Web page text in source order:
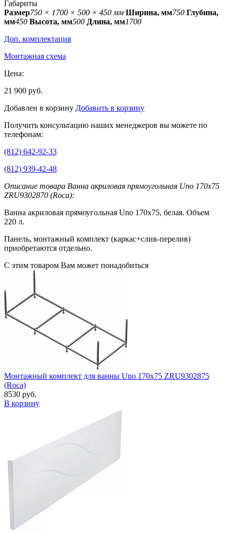
Габариты
Размер750 × 1700 × 500 × 450 мм Ширина, мм750 Глубина,
мм450 Высота, мм500 Длина, мм1700
Доп. комплектация
Монтажная схема
Цена:
21 900 руб.
Добавлен в корзину Добавить в корзину
Получить консультацию наших менеджеров вы можете по
телефонам:
(812) 642-92-33
(812) 939-42-48
Описание товара Ванна акриловая прямоугольная Uno 170x75
ZRU9302870 (Roca):
Ванна акриловая прямоугольная Uno 170x75, белая. Объем
220 л.
Панель, монтажный комплект (каркас+слив-перелив)
приобретаются отдельно.
С этим товаром Вам может понадобиться
Монтажный комплект для ванны Uno 170х75 ZRU9302875
(Roca)
8530 руб.
В корзину